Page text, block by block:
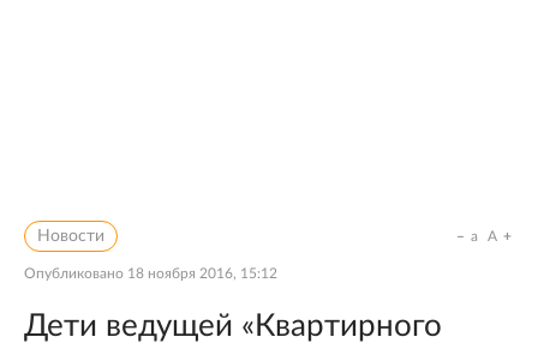
Новости
Опубликовано 18 ноября 2016, 15:12
a A
Дети ведущей «Квартирного